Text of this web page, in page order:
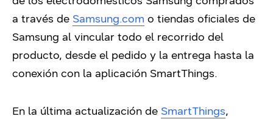
a través de Samsung.com o tiendas oficiales de
Samsung al vincular todo el recorrido del
producto, desde el pedido y la entrega hasta la
conexión con la aplicación SmartThings.
En la última actualización de SmartThings,